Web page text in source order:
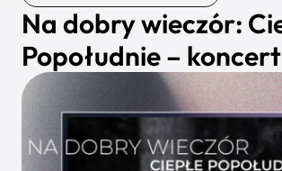
Miasto
Wyszukaj
Na dobry wieczór:
Popołudnie – koncert